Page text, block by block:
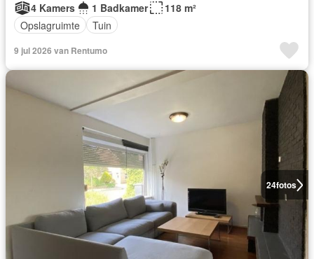
4 Kamers
1 Badkamer
118 m²
Opslagruimte
Tuin
9 jul 2026 van Rentumo
24fotos